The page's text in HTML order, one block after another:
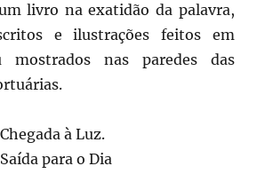
livro na exatidão da palavra,
e ilustrações feitos em
mostrados nas paredes das
à Luz.
para o Dia